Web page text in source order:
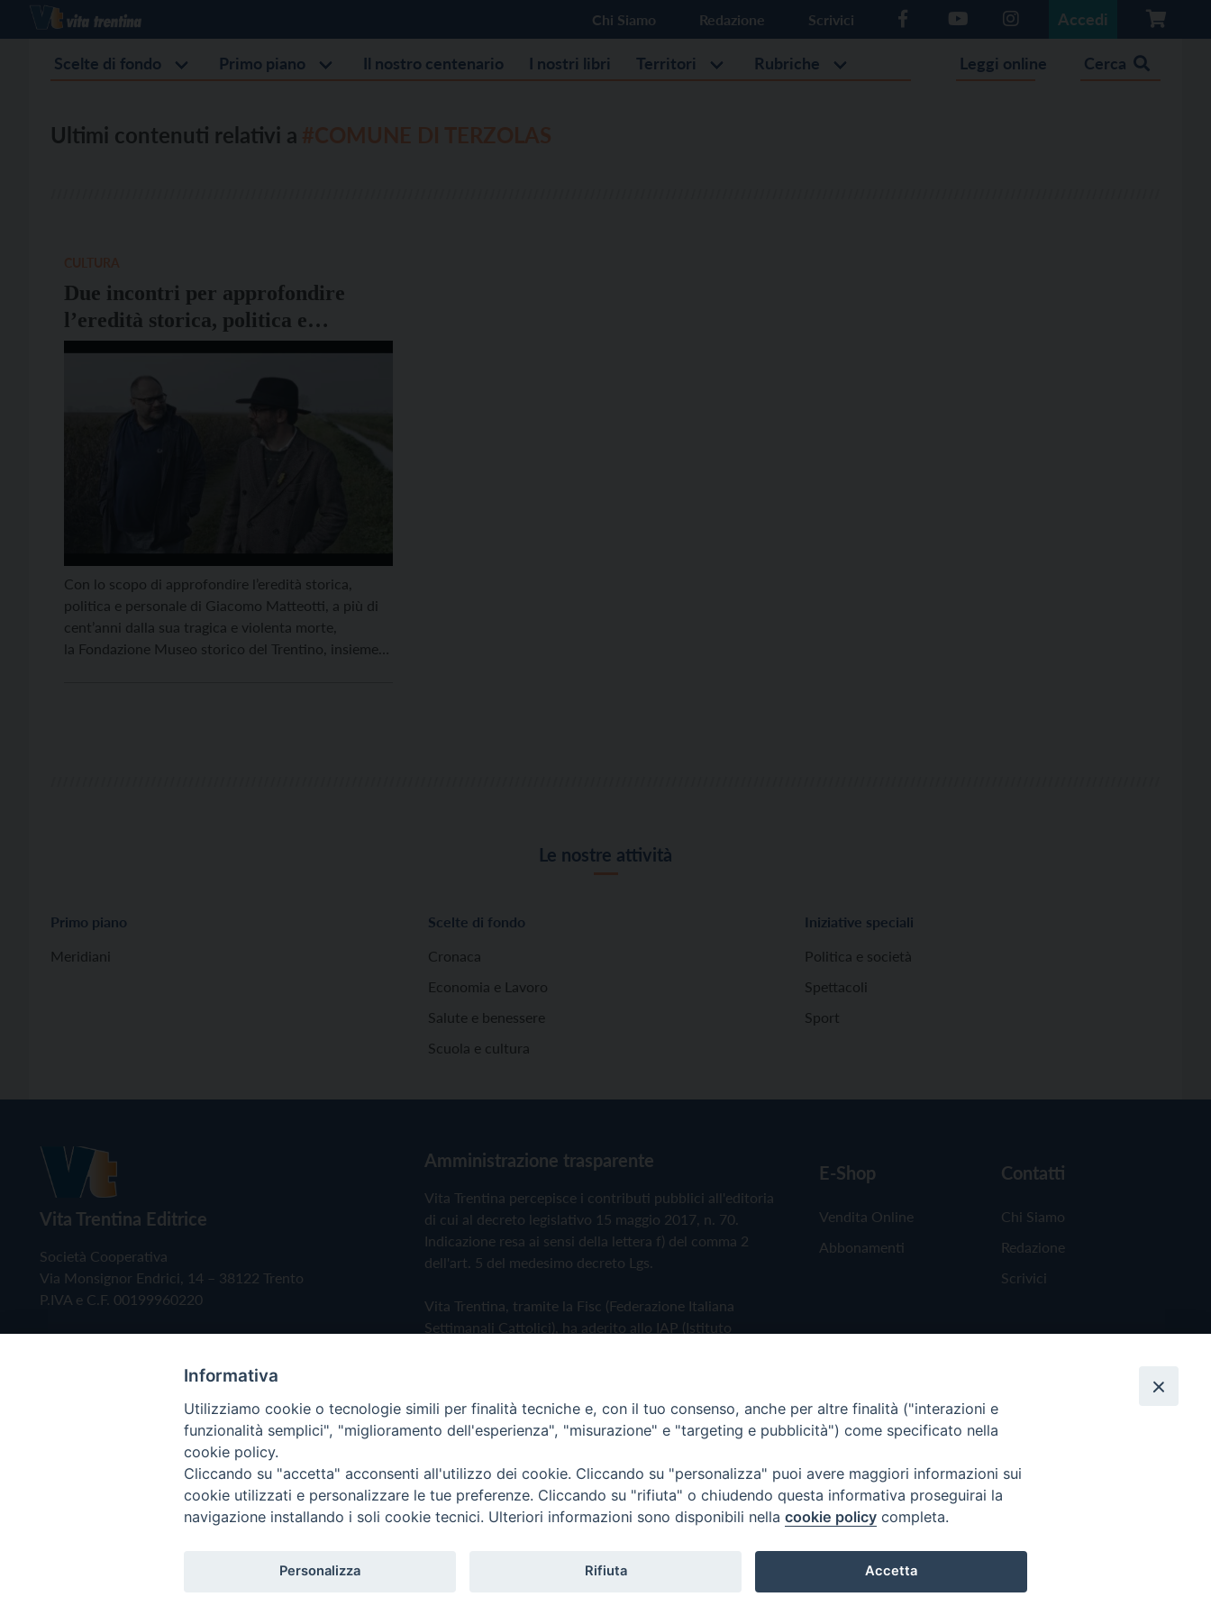
Chi Siamo Redazione Scrivici Accedi
Scelte di fondo Primo piano Il nostro centenario I nostri libri Territori Rubriche Leggi online Cerca
Ultimi contenuti relativi a
Due incontri per approfondire
l’eredità storica, politica e
personale di Giacomo Matteotti
Con lo scopo di approfondire l’eredità storica,
politica e personale di Giacomo Matteotti, a più di
cent’anni dalla sua tragica e violenta morte,
la Fondazione Museo storico del Trentino, insieme
Le nostre attività
Primo piano
Meridiani
Scelte di fondo
Cronaca
Economia e Lavoro
Salute e benessere
Scuola e cultura
Iniziative speciali
Politica e società
Spettacoli
Sport
Vita Trentina Editrice
Società Cooperativa
Via Monsignor Endrici, 14 – 38122 Trento
P.IVA e C.F. 00199960220
Amministrazione trasparente
Vita Trentina percepisce i contributi pubblici all'editoria
di cui al decreto legislativo 15 maggio 2017, n. 70.
Indicazione resa ai sensi della lettera f) del comma 2
dell'art. 5 del medesimo decreto Lgs.
Vita Trentina, tramite la Fisc (Federazione Italiana
Settimanali Cattolici), ha aderito allo IAP (Istituto
Privacy Policy Cookie Policy
E-Shop
Vendita Online
Abbonamenti
Contatti
Chi Siamo
Redazione
Scrivici
Copyright © 2019 - Tutti i diritti riservati - Vita Trentina Editrice
Informativa
Utilizziamo cookie o tecnologie simili per finalità tecniche e, con il tuo consenso, anche per altre finalità ("interazioni e
funzionalità semplici", "miglioramento dell'esperienza", "misurazione" e "targeting e pubblicità") come specificato nella
cookie policy.
Cliccando su "accetta" acconsenti all'utilizzo dei cookie. Cliccando su "personalizza" puoi avere maggiori informazioni sui
cookie utilizzati e personalizzare le tue preferenze. Cliccando su "rifiuta" o chiudendo questa informativa proseguirai la
navigazione installando i soli cookie tecnici. Ulteriori informazioni sono disponibili nella cookie policy completa.
Personalizza Rifiuta Accetta